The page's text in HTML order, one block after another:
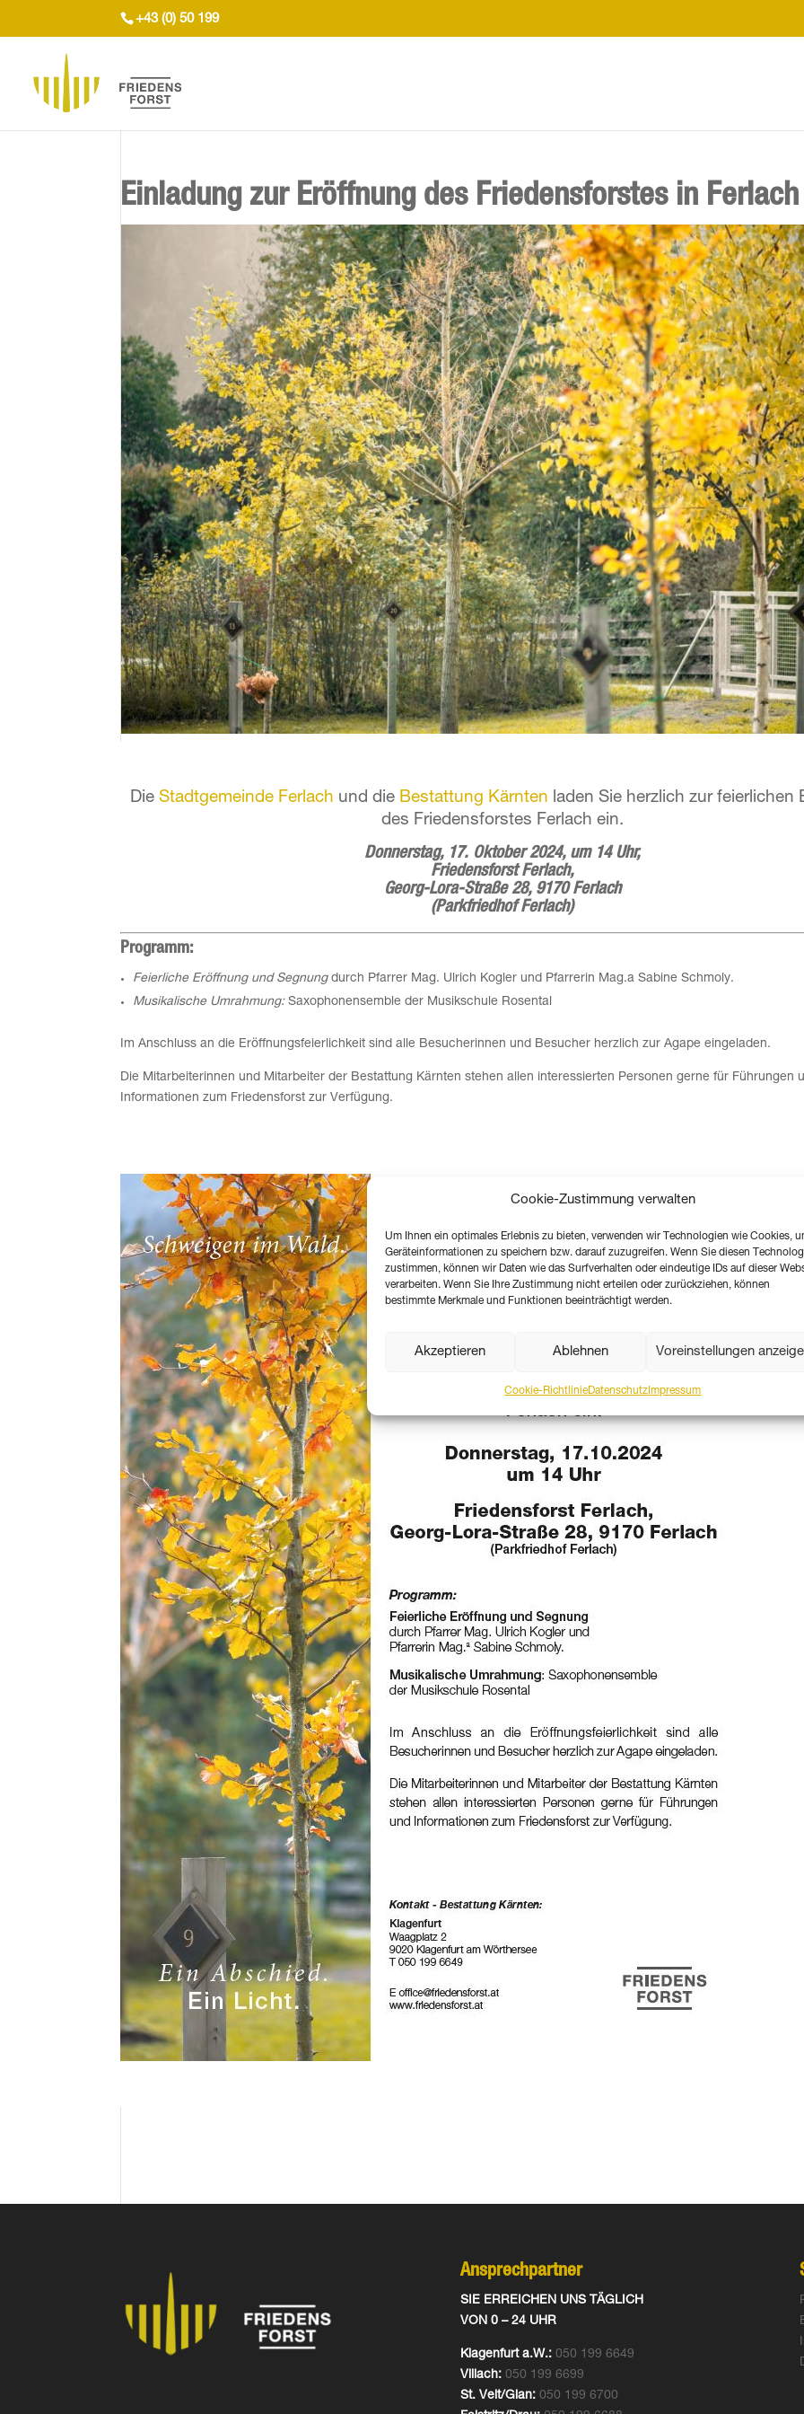
Cookie-Zustimmung verwalten
Um Ihnen ein optimales Erlebnis zu bieten, verwenden wir Technologien wie Cookies,
Geräteinformationen zu speichern bzw. darauf zuzugreifen. Wenn Sie diesen
zustimmen, können wir Daten wie das Surfverhalten oder eindeutige IDs auf dieser
verarbeiten. Wenn Sie Ihre Zustimmung nicht erteilen oder zurückziehen, können
bestimmte Merkmale und Funktionen beeinträchtigt werden.
Akzeptieren Ablehnen Voreinstellungen
Cookie-RichtlinieDatenschutz Impressum
+43 (0) 50 199
Einladung zur Eröffnung des Friedensforstes in Ferlach
Die Stadtgemeinde Ferlach und die Bestattung Kärnten laden Sie herzlich zur feierlichen
des Friedensforstes Ferlach ein.
Donnerstag, 17. Oktober 2024, um 14 Uhr,
Friedensforst Ferlach,
Georg-Lora-Straße 28, 9170 Ferlach
(Parkfriedhof Ferlach)
Programm:
Feierliche Eröffnung und Segnungdurch Pfarrer Mag. Ulrich Kogler und Pfarrerin Mag.a Sabine Schmoly.
Musikalische Umrahmung:Saxophonensemble der Musikschule Rosental
Im Anschluss an die Eröffnungsfeierlichkeit sind alle Besucherinnen und Besucher herzlich zur Agape eingeladen.
Die Mitarbeiterinnen und Mitarbeiter der Bestattung Kärnten stehen allen interessierten Personen gerne für Führungen
Informationen zum Friedensforst zur Verfügung.
Ansprechpartner
SIE ERREICHEN UNS TÄGLICH
VON 0 – 24 UHR
Klagenfurt a.W.: 050 199 6649
Villach: 050 199 6699
St. Veit/Glan: 050 199 6700